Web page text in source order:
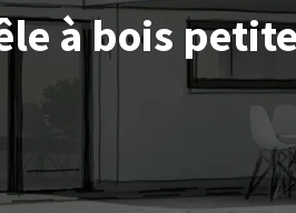
à bois